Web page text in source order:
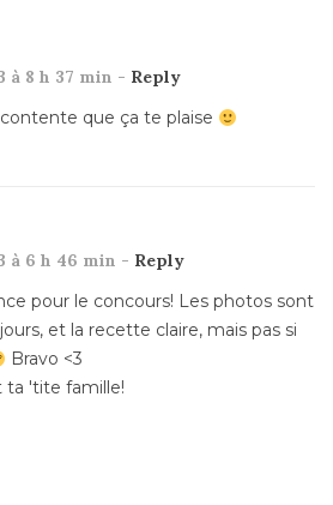
à 8 h 37 min - Reply
que ça te plaise
à 6 h 46 min - Reply
pour le concours! Les photos sont
et la recette claire, mais pas si
Bravo <3
ta 'tite famille!